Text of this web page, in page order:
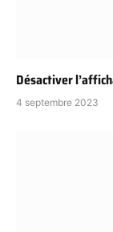
Désactiver
4 septembre 2023